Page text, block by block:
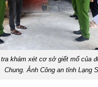
khám xét cơ sở giết mổ của
Chung. Ảnh Công an tỉnh Lạng